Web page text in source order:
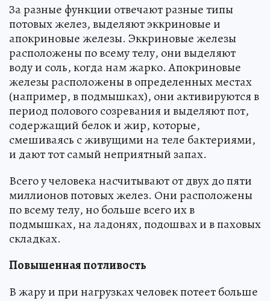
За разные функции отвечают разные типы
потовых желез, выделяют эккриновые и
апокриновые железы. Эккриновые железы
расположены по всему телу, они выделяют
воду и соль, когда нам жарко. Апокриновые
железы расположены в определенных местах
(например, в подмышках), они активируются в
период полового созревания и выделяют пот,
содержащий белок и жир, которые,
смешиваясь с живущими на теле бактериями,
и дают тот самый неприятный запах.
Всего у человека насчитывают от двух до пяти
миллионов потовых желез. Они расположены
по всему телу, но больше всего их в
подмышках, на ладонях, подошвах и в паховых
складках.
Повышенная потливость
В жару и при нагрузках человек потеет больше